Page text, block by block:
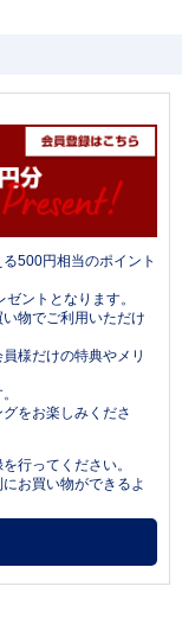
500円相当のポイント
ントとなります。
物でご利用いただけ
様だけの特典やメリ
をお楽しみくださ
行ってください。
お買い物ができるよ